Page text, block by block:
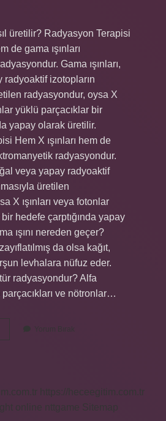
üretilir? Radyasyon Terapisi
de gama ışınları
Gama ışınları,
izotopların
radyasyondur, oysa X
yüklü parçacıklar bir
yapay olarak üretilir.
Hem X ışınları hem de
radyasyondur.
veya yapay radyoaktif
üretilen
X ışınları veya fotonlar
hedefe çarptığında yapay
ışını nereden geçer?
da olsa kağıt,
levhalara nüfuz eder.
tür radyasyondur? Alfa
parçacıkları ve nötronlar…
Yorum Bırak
https://heceegitim.com.tr
online nttgame Sitemap